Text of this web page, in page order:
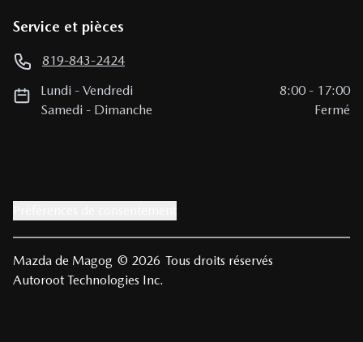
Service et pièces
819-843-2424
Lundi -Vendredi 8:00 - 17:00
Samedi - Dimanche Fermé
Mazda de Magog © 2026 Tous droits réservés
Autoroot Technologies Inc.